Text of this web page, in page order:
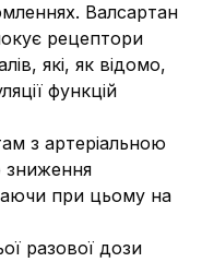
Валсартан
рецептори
які, як відомо,
функцій
з артеріальною
зниження
при цьому на
разової дози